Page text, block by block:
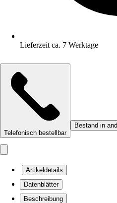
Lieferzeit ca. 7 Werktage
Telefonisch bestellbar
Bestand in
Artikeldetails
Datenblätter
Beschreibung